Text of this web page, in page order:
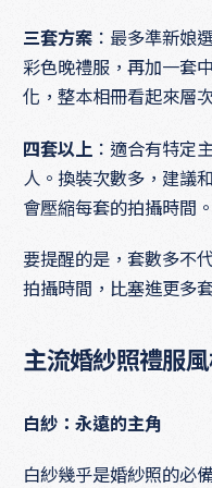
三套方案 ：最多準新娘
彩色晚禮服，再加一套
化，整本相冊看起來層
四套以上 ：適合有特定
人。換裝次數多，建議
會壓縮每套的拍攝時間。
要提醒的是，套數多不
拍攝時間，比塞進更多
主流婚紗照禮服
白紗：永遠的主角
白紗幾乎是婚紗照的必